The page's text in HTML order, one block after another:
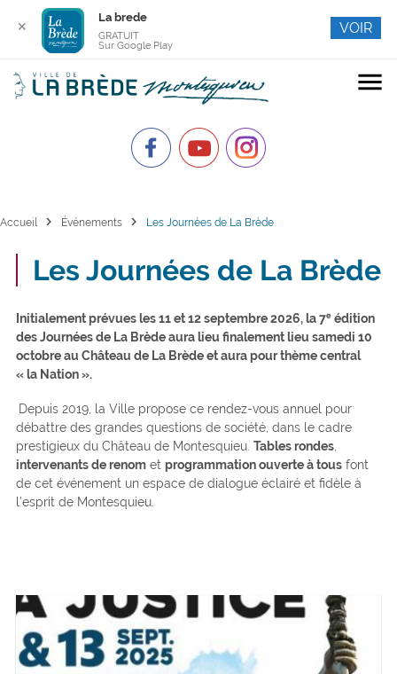
menu
Accueil chevron_right Événements chevron_right Les Journées de La Brède
Les Journées de La Brède
Initialement prévues les 11 et 12 septembre 2026, la 7ᵉ édition
des Journées de La Brède aura lieu finalement lieu samedi 10
octobre au Château de La Brède et aura pour thème central
« la Nation ».
Depuis 2019, la Ville propose ce rendez-vous annuel pour
débattre des grandes questions de société, dans le cadre
prestigieux du Château de Montesquieu. Tables rondes,
intervenants de renomet programmation ouverte à tousfont
de cet événement un espace de dialogue éclairé et fidèle à
l’esprit de Montesquieu.
✕
La brede
GRATUIT
Sur Google Play
VOIR